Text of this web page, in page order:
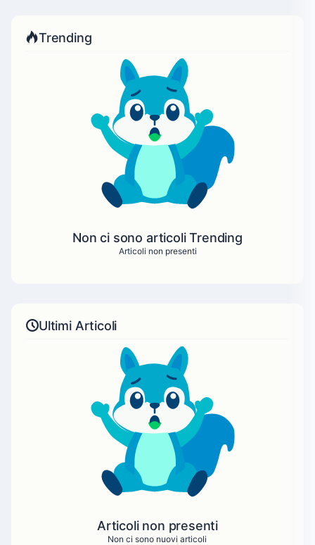
Trending
Non ci sono articoli Trending
Articoli non presenti
Ultimi Articoli
Articoli non presenti
Non ci sono nuovi articoli